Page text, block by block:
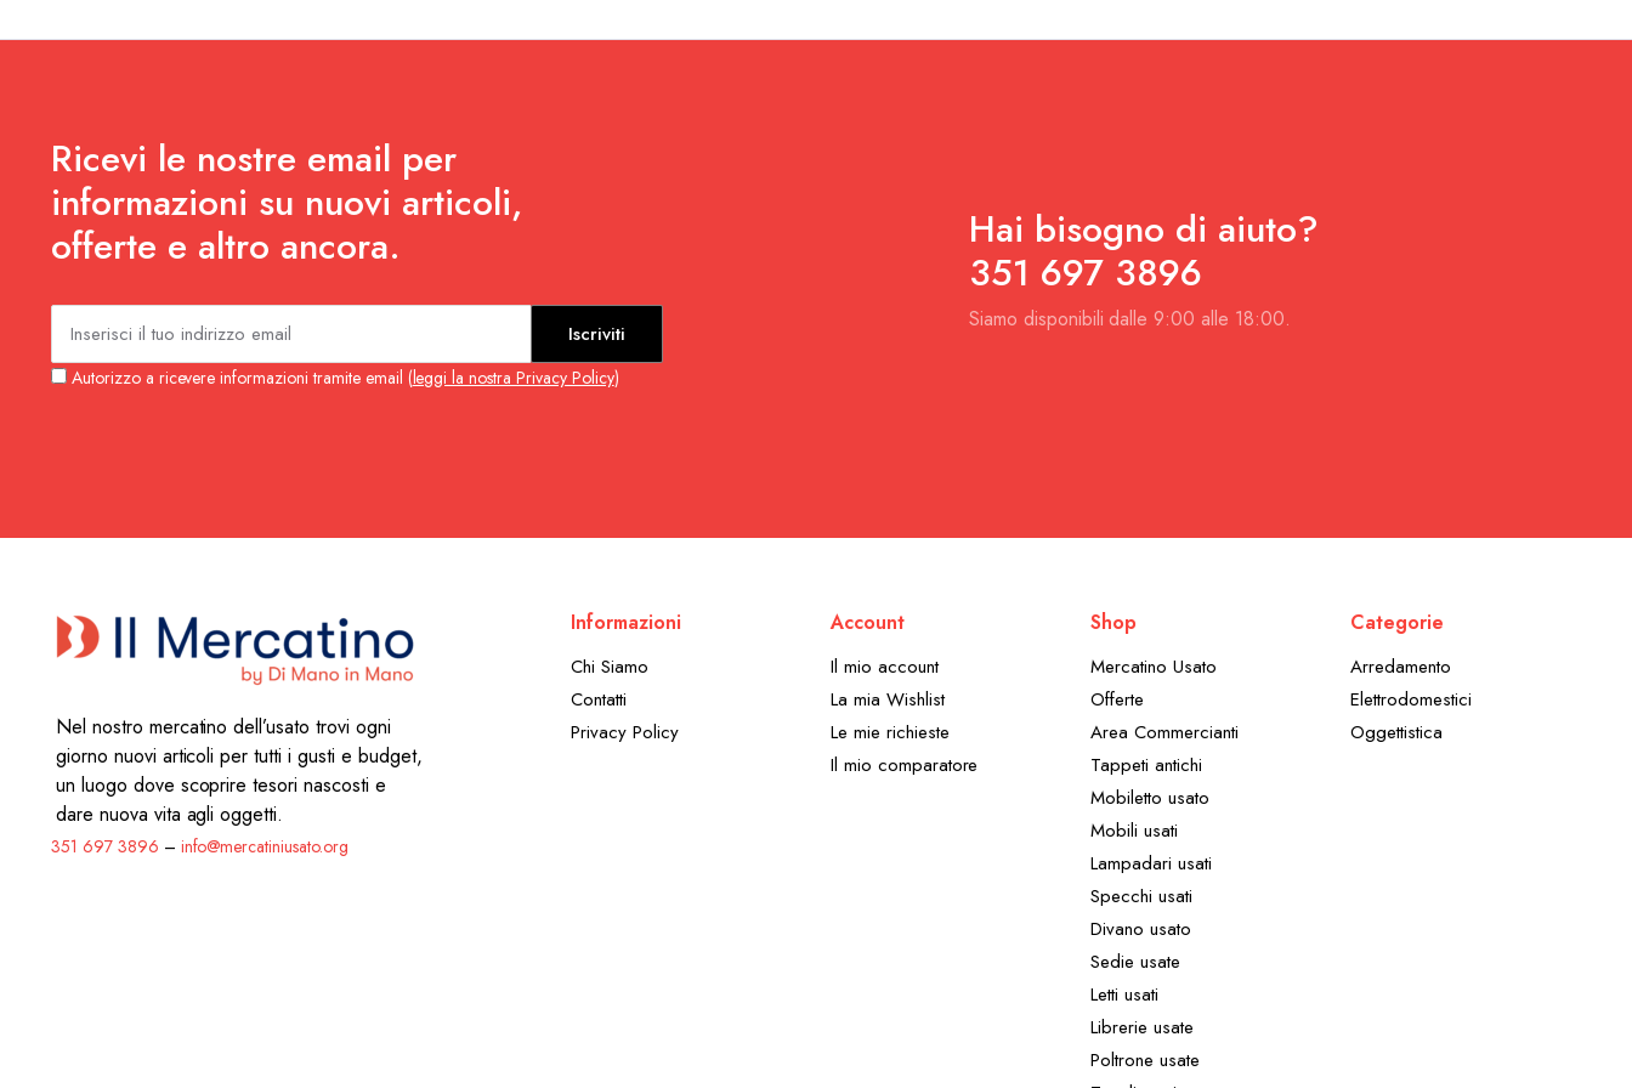
Ricevi le nostre email per
informazioni su nuovi articoli,
offerte e altro ancora.
Iscriviti
Autorizzo a ricevere informazioni tramite email (leggi la nostra Privacy Policy)
Hai bisogno di aiuto?
351 697 3896
Siamo disponibili dalle 9:00 alle 18:00.
Nel nostro mercatino dell’usato trovi ogni
giorno nuovi articoli per tutti i gusti e budget,
un luogo dove scoprire tesori nascosti e
dare nuova vita agli oggetti.
351 697 3896 – info@mercatiniusato.org
Informazioni
Chi Siamo
Contatti
Privacy Policy
Account
Il mio account
La mia Wishlist
Le mie richieste
Il mio comparatore
Shop
Mercatino Usato
Offerte
Area Commercianti
Tappeti antichi
Mobiletto usato
Mobili usati
Lampadari usati
Specchi usati
Divano usato
Sedie usate
Letti usati
Librerie usate
Poltrone usate
Categorie
Arredamento
Elettrodomestici
Oggettistica